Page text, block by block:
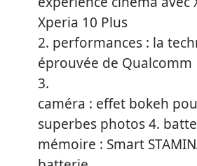
Xperia 10 Plus
2. performances : la
éprouvée de Qualcomm
3.
caméra : effet bokeh
superbes photos4.
mémoire : Smart